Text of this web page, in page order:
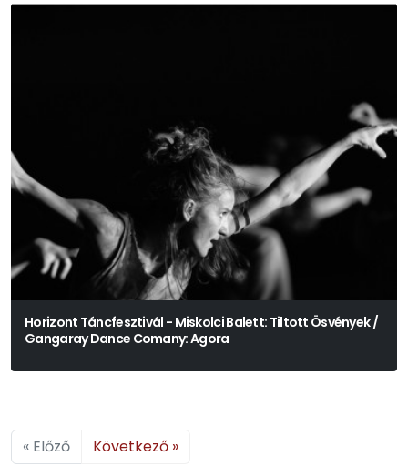
Horizont Táncfesztivál - Miskolci Balett: Tiltott Ösvények /
Gangaray Dance Comany: Agora
« Előző Következő »